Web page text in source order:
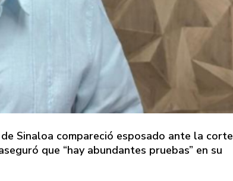
Sinaloa compareció esposado ante la corte
que “hay abundantes pruebas” en su